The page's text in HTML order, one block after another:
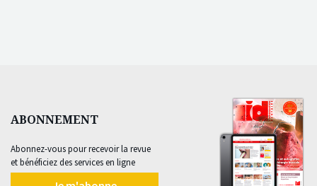
ABONNEMENT
Abonnez-vous pour recevoir la revue
et bénéficiez des services en ligne